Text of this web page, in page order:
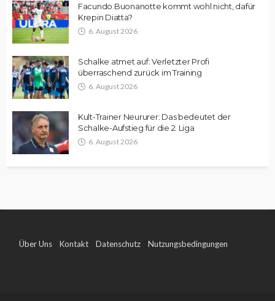
Facundo Buonanotte kommt wohl nicht, dafür
Krepin Diatta?
6. August 2026
Schalke atmet auf: Verletzter Profi
überraschend zurück im Training
6. August 2026
Kult-Trainer Neururer: Das bedeutet der
Schalke-Aufstieg für die 2. Liga
6. August 2026
Über Uns Kontakt Datenschutz Nutzungsbedingungen